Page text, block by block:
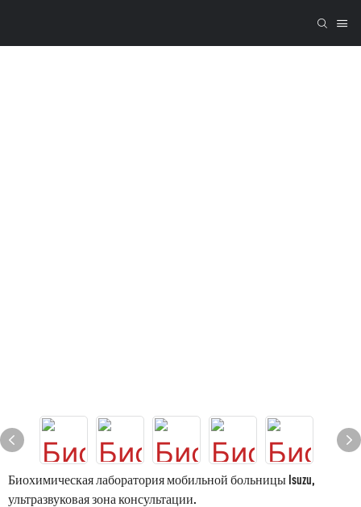
Биохимическая лаборатория мобильной больницы Isuzu,
ультразвуковая зона консультации.